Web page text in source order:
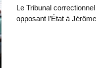
​Le Tribunal
opposant l’État à